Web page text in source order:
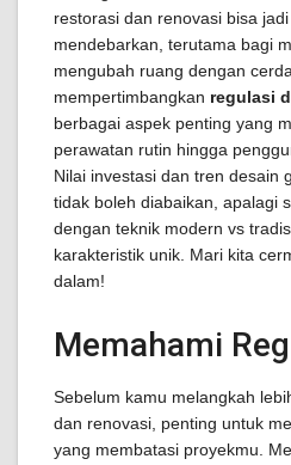
restorasi dan renovasi bisa
mendebarkan, terutama bagi
mengubah ruang dengan
mempertimbangkan regulasi
berbagai aspek penting yang
perawatan rutin hingga
Nilai investasi dan tren desain
tidak boleh diabaikan, apalagi
dengan teknik modern vs
karakteristik unik. Mari kita
dalam!
Memahami
Sebelum kamu melangkah
dan renovasi, penting untuk
yang membatasi proyekmu.